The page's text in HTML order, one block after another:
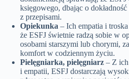
księgowego, dbając o
z przepisami.
Opiekunka – Ich empatia i
że ESFJ świetnie radzą sobie w
osobami starszymi lub chorymi,
komfort w codziennym życiu.
Pielęgniarka, pielęgniarz – Z
i empatii, ESFJ dostarczają